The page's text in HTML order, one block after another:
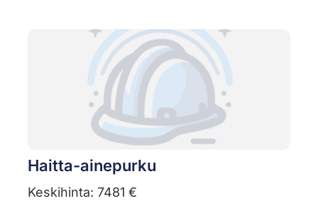
Haitta-ainepurku
Keskihinta: 7481 €